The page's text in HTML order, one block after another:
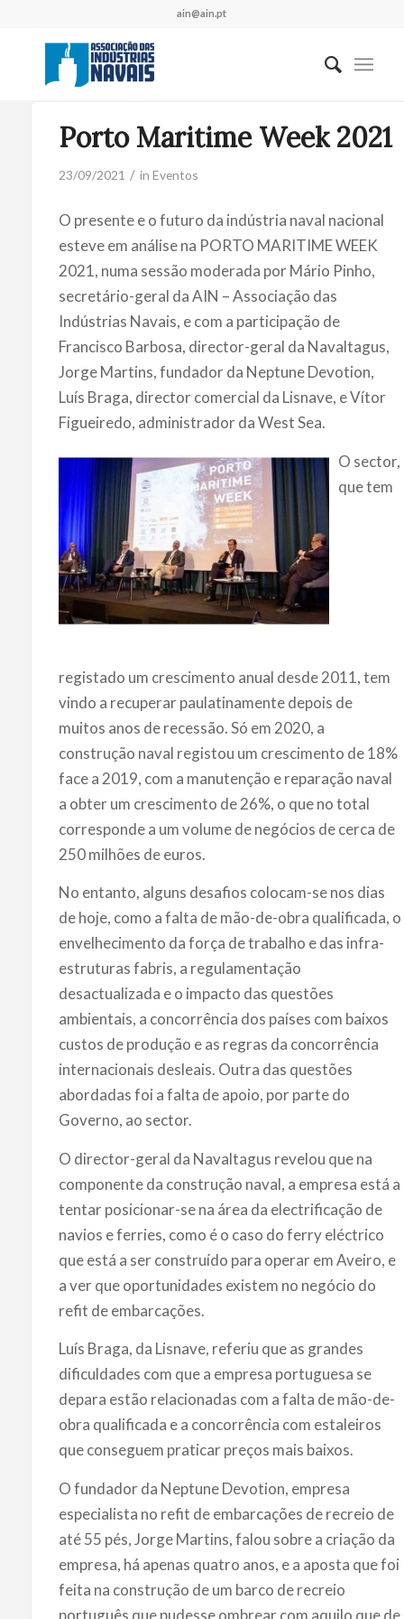
ain@ain.pt
Porto Maritime Week 2021
23/09/2021 / in Eventos
O presente e o futuro da indústria naval nacional
esteve em análise na PORTO MARITIME WEEK
2021, numa sessão moderada por Mário Pinho,
secretário-geral da AIN – Associação das
Indústrias Navais, e com a participação de
Francisco Barbosa, director-geral da Navaltagus,
Jorge Martins, fundador da Neptune Devotion,
Luís Braga, director comercial da Lisnave, e Vítor
Figueiredo, administrador da West Sea.
O sector,
que tem
registado um crescimento anual desde 2011, tem
vindo a recuperar paulatinamente depois de
muitos anos de recessão. Só em 2020, a
construção naval registou um crescimento de 18%
face a 2019, com a manutenção e reparação naval
a obter um crescimento de 26%, o que no total
corresponde a um volume de negócios de cerca de
250 milhões de euros.
No entanto, alguns desafios colocam-se nos dias
de hoje, como a falta de mão-de-obra qualificada, o
envelhecimento da força de trabalho e das infra-
estruturas fabris, a regulamentação
desactualizada e o impacto das questões
ambientais, a concorrência dos países com baixos
custos de produção e as regras da concorrência
internacionais desleais. Outra das questões
abordadas foi a falta de apoio, por parte do
Governo, ao sector.
O director-geral da Navaltagus revelou que na
componente da construção naval, a empresa está a
tentar posicionar-se na área da electrificação de
navios e ferries, como é o caso do ferry eléctrico
que está a ser construído para operar em Aveiro, e
a ver que oportunidades existem no negócio do
refit de embarcações.
Luís Braga, da Lisnave, referiu que as grandes
dificuldades com que a empresa portuguesa se
depara estão relacionadas com a falta de mão-de-
obra qualificada e a concorrência com estaleiros
que conseguem praticar preços mais baixos.
O fundador da Neptune Devotion, empresa
especialista no refit de embarcações de recreio de
até 55 pés, Jorge Martins, falou sobre a criação da
empresa, há apenas quatro anos, e a aposta que foi
feita na construção de um barco de recreio
português que pudesse ombrear com aquilo que de